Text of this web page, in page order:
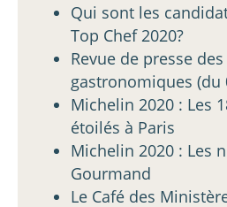
Qui sont les
Top Chef 2020?
Revue de presse
gastronomiques (du
Michelin 2020 : Les
étoilés à Paris
Michelin 2020 : Les
Gourmand
Le Café des